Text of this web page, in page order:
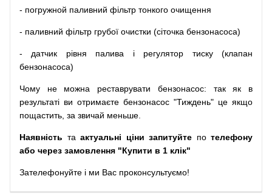
- погружной паливний фільтр тонкого очищення
- паливний фільтр грубої очистки (сіточка бензонасоса)
- датчик рівня палива і регулятор тиску (клапан
бензонасоса)
Чому не можна реставрувати бензонасос: так як
в
результаті ви отримаєте бензонасос "Тиждень" це якщо
пощастить, за звичай меньше.
Наявність та актуальні ціни запитуйте по телефону
або через замовлення "Купити в 1 клік"
Зателефонуйте і ми Вас проконсультуємо!